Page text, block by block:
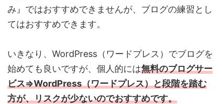
み』ではおすすめできませんが、ブログの練習とし
てはおすすめできます。
いきなり、WordPress（ワードプレス）でブログを
始めても良いですが、個人的には無料のブログサー
ビス⇒WordPress（ワードプレス）と段階を踏む
方が、リスクが少ないのでおすすめです。